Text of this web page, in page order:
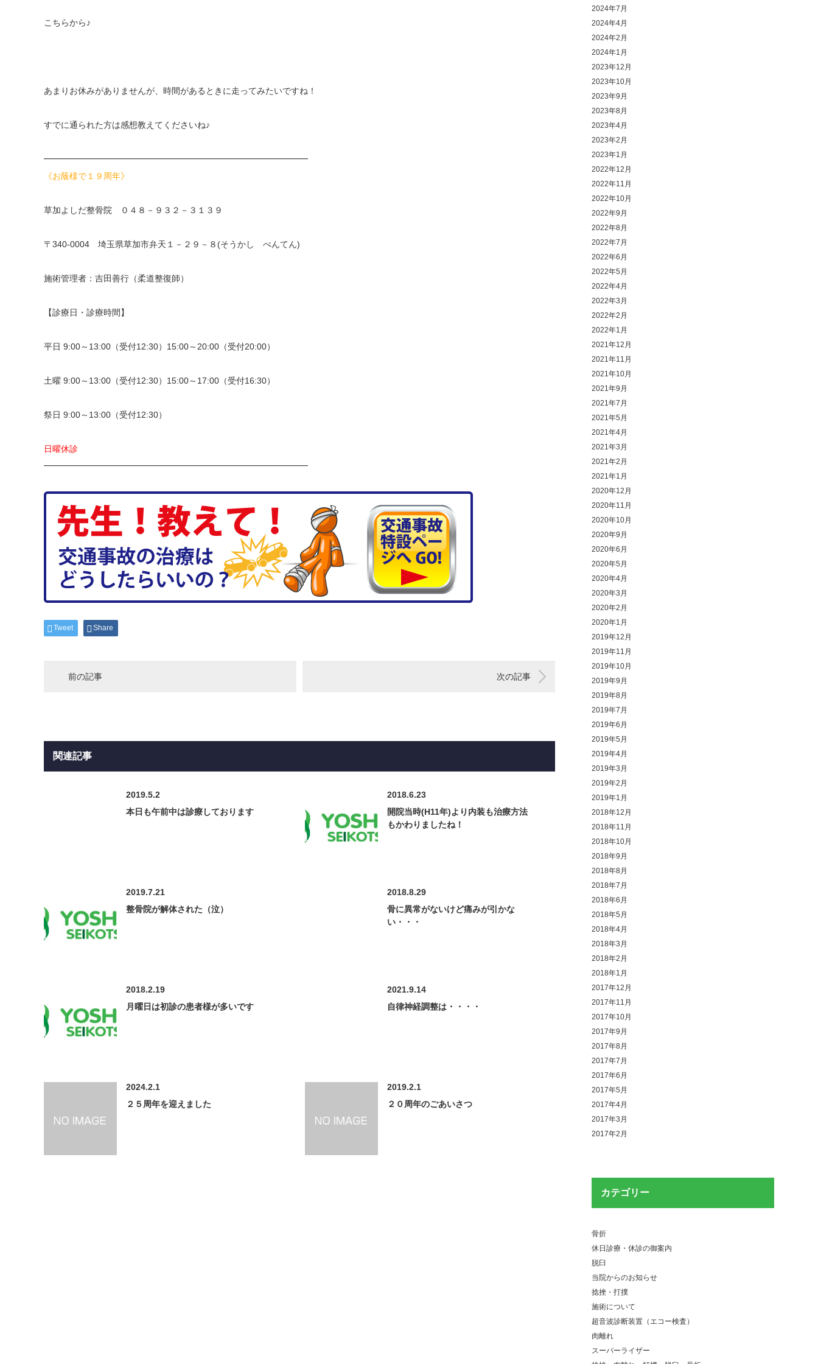
こちらから♪
あまりお休みがありませんが、時間があるときに走ってみたいですね！
すでに通られた方は感想教えてくださいね♪
━━━━━━━━━━━━━━━━━━━━━━━━━━━━━━━
《お蔭様で１９周年》
草加よしだ整骨院 ０４８－９３２－３１３９
〒340-0004 埼玉県草加市弁天１－２９－８(そうかし べんてん)
施術管理者：吉田善行（柔道整復師）
【診療日・診療時間】
平日 9:00～13:00（受付12:30）15:00～20:00（受付20:00）
土曜 9:00～13:00（受付12:30）15:00～17:00（受付16:30）
祭日 9:00～13:00（受付12:30）
日曜休診
━━━━━━━━━━━━━━━━━━━━━━━━━━━━━━━
Tweet Share
前の記事 次の記事
関連記事
2019.5.2
本日も午前中は診療しております
2018.6.23
開院当時(H11年)より内装も治療方法
もかわりましたね！
2019.7.21
整骨院が解体された（泣）
2018.8.29
骨に異常がないけど痛みが引かな
い・・・
2018.2.19
月曜日は初診の患者様が多いです
2021.9.14
自律神経調整は・・・・
2024.2.1
２５周年を迎えました
2019.2.1
２０周年のごあいさつ
2024年7月
2024年4月
2024年2月
2024年1月
2023年12月
2023年10月
2023年9月
2023年8月
2023年4月
2023年2月
2023年1月
2022年12月
2022年11月
2022年10月
2022年9月
2022年8月
2022年7月
2022年6月
2022年5月
2022年4月
2022年3月
2022年2月
2022年1月
2021年12月
2021年11月
2021年10月
2021年9月
2021年7月
2021年5月
2021年4月
2021年3月
2021年2月
2021年1月
2020年12月
2020年11月
2020年10月
2020年9月
2020年6月
2020年5月
2020年4月
2020年3月
2020年2月
2020年1月
2019年12月
2019年11月
2019年10月
2019年9月
2019年8月
2019年7月
2019年6月
2019年5月
2019年4月
2019年3月
2019年2月
2019年1月
2018年12月
2018年11月
2018年10月
2018年9月
2018年8月
2018年7月
2018年6月
2018年5月
2018年4月
2018年3月
2018年2月
2018年1月
2017年12月
2017年11月
2017年10月
2017年9月
2017年8月
2017年7月
2017年6月
2017年5月
2017年4月
2017年3月
2017年2月
カテゴリー
骨折
休日診療・休診の御案内
脱臼
当院からのお知らせ
捻挫・打撲
施術について
超音波診断装置（エコー検査）
肉離れ
スーパーライザー